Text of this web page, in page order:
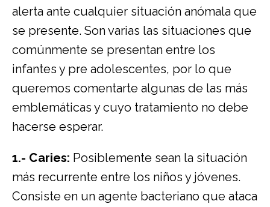
alerta ante cualquier situación anómala que
se presente. Son varias las situaciones que
comúnmente se presentan entre los
infantes y pre adolescentes, por lo que
queremos comentarte algunas de las más
emblemáticas y cuyo tratamiento no debe
hacerse esperar.
1.- Caries: Posiblemente sean la situación
más recurrente entre los niños y jóvenes.
Consiste en un agente bacteriano que ataca